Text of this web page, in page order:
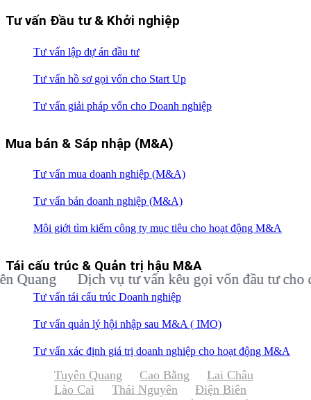
Tư vấn Đầu tư & Khởi nghiệp
Tư vấn lập dự án đầu tư
Tư vấn hồ sơ gọi vốn cho Start Up
Tư vấn giải pháp vốn cho Doanh nghiệp
Mua bán & Sáp nhập (M&A)
Tư vấn mua doanh nghiệp (M&A)
Tư vấn bán doanh nghiệp (M&A)
Môi giới tìm kiếm công ty mục tiêu cho hoạt động M&A
Tái cấu trúc & Quản trị hậu M&A
Tư vấn tái cấu trúc Doanh nghiệp
Tư vấn quản lý hội nhập sau M&A ( IMO)
Tư vấn xác định giá trị doanh nghiệp cho hoạt động M&A
Dịch vụ tư vấn kêu gọi vốn đầu tư cho
Tuyên Quang Cao Bằng
Lai Châu
Lào Cai
Thái Nguyên
Điện Biên